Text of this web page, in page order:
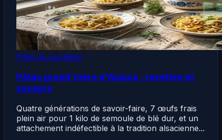
Plats du quotidien
Pâtes grand'mère d'Alsace : recettes et
saveurs
Quatre générations de savoir-faire, 7 œufs frais
plein air pour 1 kilo de semoule de blé dur, et un
attachement indéfectible à la tradition alsacienne...